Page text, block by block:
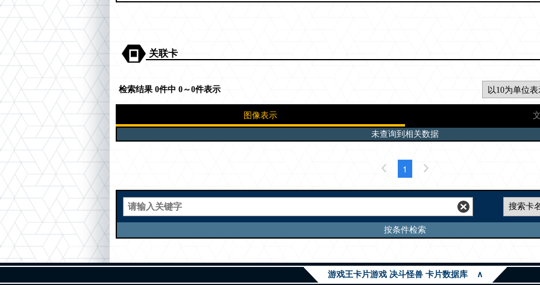
关联卡
检索结果 0件中 0～0件表示
图像表示
未查询到相关数据
1
按条件检索
游戏王卡片游戏 决斗怪兽 卡片数据库 ∧